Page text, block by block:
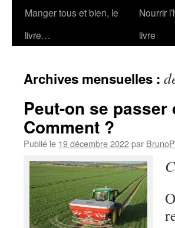
Manger tous et bien, le
livre…
Nourrir
livre
Archives mensuelles :
Peut-on se passer
Comment ?
Publié le 19 décembre 2022par